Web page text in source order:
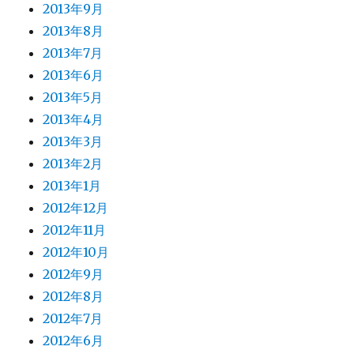
2013年9月
2013年8月
2013年7月
2013年6月
2013年5月
2013年4月
2013年3月
2013年2月
2013年1月
2012年12月
2012年11月
2012年10月
2012年9月
2012年8月
2012年7月
2012年6月